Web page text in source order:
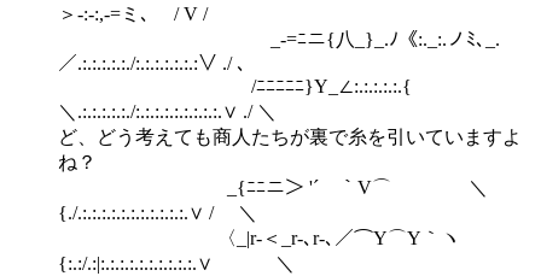
＞-:‐:,‐=ミ､ / V /
_-=ﾆニ{八_}_.ﾉ《:._:.ノﾐ､_.
／.:.:.:.:.:./:.:.:.:.:.:.:∨ ./ ､
/ﾆﾆﾆﾆﾆ}Y_∠:.:.:.:.:.{
＼.:.:.:.:.:./:.:.:.:.:.:.:.:.:.∨ ./ ＼
ど、どう考えても商人たちが裏で糸を引いていますよ
ね？
_{ﾆﾆニ＞ '´￣｀V⌒ ＼
{./.:.:.:.:.:.:.:.:.:.:.:.∨ / ＼
〈_|r-＜_r‐､r-､／⌒Y⌒Y｀ヽ
{:.:/.:|:.:.:.:.:.:.:.:.:.:.∨ ＼